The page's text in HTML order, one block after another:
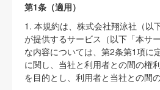
第1条（適用）
1. 本規約は、株式会社翔泳社（以
が提供するサービス（以下「本サ
な内容については、第2条第1項に
に関し、当社と利用者との間の権
を目的とし、利用者と当社との間